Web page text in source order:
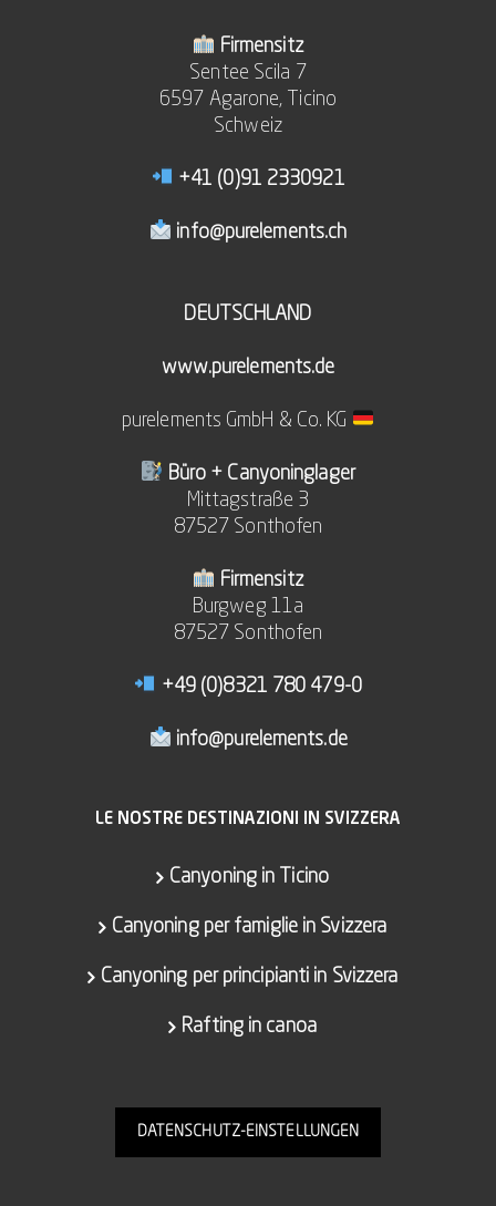
Firmensitz
Sentee Scila 7
6597 Agarone, Ticino
Schweiz
+41 (0)91 2330921
info@purelements.ch
DEUTSCHLAND
www.purelements.de
purelements GmbH & Co. KG
Büro + Canyoninglager
Mittagstraße 3
87527 Sonthofen
Firmensitz
Burgweg 11a
87527 Sonthofen
+49 (0)8321 780 479-0
info@purelements.de
LE NOSTRE DESTINAZIONI IN SVIZZERA
Canyoning in Ticino
Canyoning per famiglie in Svizzera
Canyoning per principianti in Svizzera
Rafting in canoa
DATENSCHUTZ-EINSTELLUNGEN